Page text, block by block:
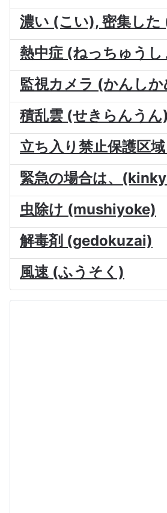
濃い (こい), 密集し
熱中症 (ねっちゅうし
監視カメラ (かんし
積乱雲 (せきらんうん)
立ち入り禁止保護
緊急の場合は、
虫除け (mushiyoke)
解毒剤 (gedokuzai)
風速 (ふうそく)